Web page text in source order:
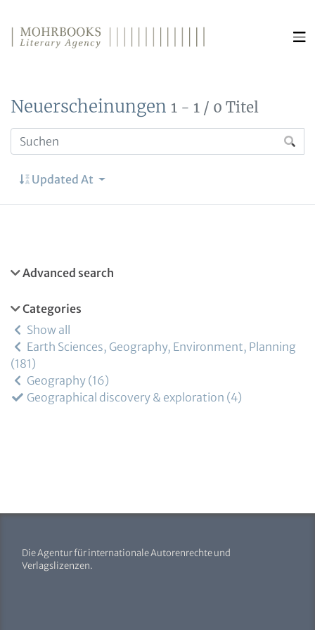
Neuerscheinungen 1 - 1 / 0 Titel
Updated At
Advanced search
Categories
Show all
Earth Sciences, Geography, Environment, Planning
181
Geography 16
Geographical discovery & exploration 4
Die Agentur für internationale Autorenrechte und
Verlagslizenzen.